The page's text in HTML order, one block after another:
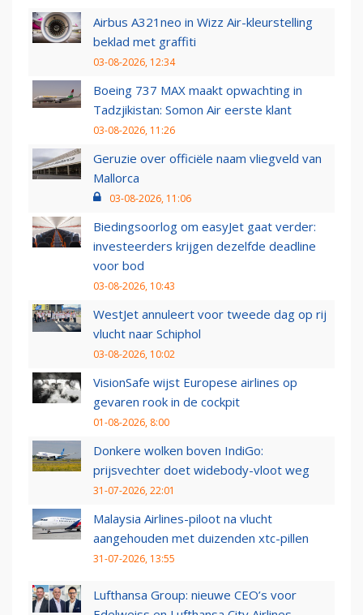
Airbus A321neo in Wizz Air-kleurstelling
beklad met graffiti
03-08-2026, 12:34
Boeing 737 MAX maakt opwachting in
Tadzjikistan: Somon Air eerste klant
03-08-2026, 11:26
Geruzie over officiële naam vliegveld van
Mallorca
03-08-2026, 11:06
Biedingsoorlog om easyJet gaat verder:
investeerders krijgen dezelfde deadline
voor bod
03-08-2026, 10:43
WestJet annuleert voor tweede dag op rij
vlucht naar Schiphol
03-08-2026, 10:02
VisionSafe wijst Europese airlines op
gevaren rook in de cockpit
01-08-2026, 8:00
Donkere wolken boven IndiGo:
prijsvechter doet widebody-vloot weg
31-07-2026, 22:01
Malaysia Airlines-piloot na vlucht
aangehouden met duizenden xtc-pillen
31-07-2026, 13:55
Lufthansa Group: nieuwe CEO’s voor